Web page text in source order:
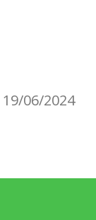
06/2024